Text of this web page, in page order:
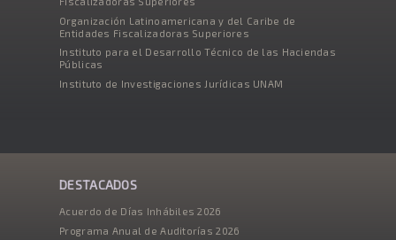
Organización Latinoamericana y del Caribe de
Entidades Fiscalizadoras Superiores
Instituto para el Desarrollo Técnico de las Haciendas
Públicas
Instituto de Investigaciones Jurídicas UNAM
DESTACADOS
Acuerdo de Días Inhábiles 2026
Programa Anual de Auditorías 2026